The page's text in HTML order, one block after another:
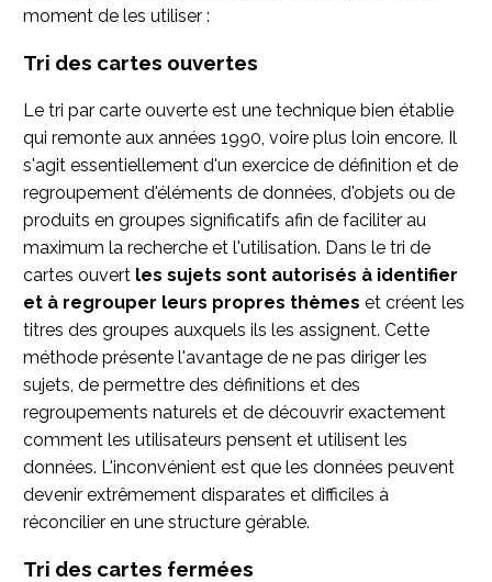
moment de les utiliser :
Tri des cartes ouvertes
Le tri par carte ouverte est une technique bien établie
qui remonte aux années 1990, voire plus loin encore. Il
s'agit essentiellement d'un exercice de définition et de
regroupement d'éléments de données, d'objets ou de
produits en groupes significatifs afin de faciliter au
maximum la recherche et l'utilisation. Dans le tri de
cartes ouvert les sujets sont autorisés à identifier
et à regrouper leurs propres thèmes et créent les
titres des groupes auxquels ils les assignent. Cette
méthode présente l'avantage de ne pas diriger les
sujets, de permettre des définitions et des
regroupements naturels et de découvrir exactement
comment les utilisateurs pensent et utilisent les
données. L'inconvénient est que les données peuvent
devenir extrêmement disparates et difficiles à
réconcilier en une structure gérable.
Tri des cartes fermées